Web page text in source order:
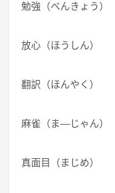
勉強（べんき
放心（ほうし
翻訳（ほん
麻雀（ま―じ
真面目（まじ